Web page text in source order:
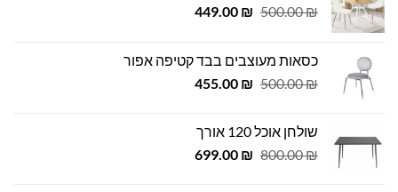
500.00₪
המחיר
500.00 ₪.
449.00 ₪
המחיר
449.00 ₪.
כסאות מעוצבים בבד קטיפה אפור
500.00₪
המחיר
500.00 ₪.
455.00 ₪
המחיר
שולחן אוכל 120 אורך
800.00₪
המחיר
699.00 ₪
המחיר